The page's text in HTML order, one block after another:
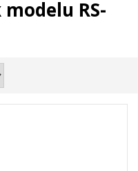
RS-